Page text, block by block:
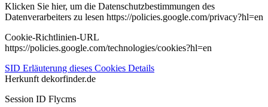
Klicken Sie hier, um die Datenschutzbestimmungen des
Datenverarbeiters zu lesen https://policies.google.com/privacy?hl=en
Cookie-Richtlinien-URL
https://policies.google.com/technologies/cookies?hl=en
SID Erläuterung dieses Cookies Details
Herkunft dekorfinder.de
Session ID Flycms